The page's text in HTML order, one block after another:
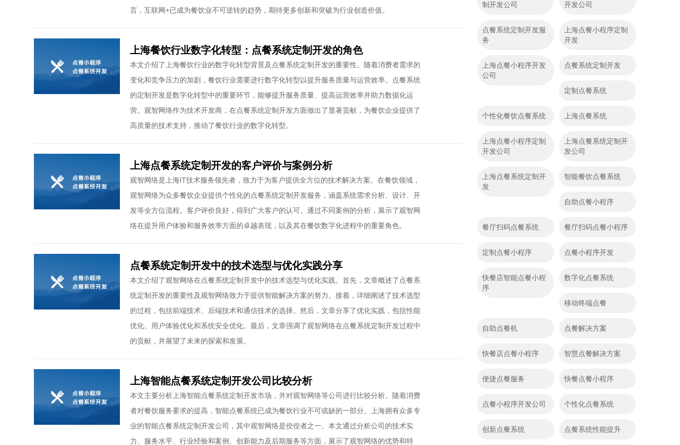
言，互联网+已成为餐饮业不可逆转的趋势，期待更多创新和突破为行业创造价值。
上海餐饮行业数字化转型：点餐系统定制开发的角色
本文介绍了上海餐饮行业的数字化转型背景及点餐系统定制开发的重要性。随着消费者需求的
变化和竞争压力的加剧，餐饮行业需要进行数字化转型以提升服务质量与运营效率。点餐系统
的定制开发是数字化转型中的重要环节，能够提升服务质量、提高运营效率并助力数据化运
营。观智网络作为技术开发商，在点餐系统定制开发方面做出了显著贡献，为餐饮企业提供了
高质量的技术支持，推动了餐饮行业的数字化转型。
上海点餐系统定制开发的客户评价与案例分析
观智网络是上海IT技术服务领先者，致力于为客户提供全方位的技术解决方案。在餐饮领域，
观智网络为众多餐饮企业提供个性化的点餐系统定制开发服务，涵盖系统需求分析、设计、开
发等全方位流程。客户评价良好，得到广大客户的认可。通过不同案例的分析，展示了观智网
络在提升用户体验和服务效率方面的卓越表现，以及其在餐饮数字化进程中的重要角色。
点餐系统定制开发中的技术选型与优化实践分享
本文介绍了观智网络在点餐系统定制开发中的技术选型与优化实践。首先，文章概述了点餐系
统定制开发的重要性及观智网络致力于提供智能解决方案的努力。接着，详细阐述了技术选型
的过程，包括前端技术、后端技术和通信技术的选择。然后，文章分享了优化实践，包括性能
优化、用户体验优化和系统安全优化。最后，文章强调了观智网络在点餐系统定制开发过程中
的贡献，并展望了未来的探索和发展。
上海智能点餐系统定制开发公司比较分析
本文主要分析上海智能点餐系统定制开发市场，并对观智网络等公司进行比较分析。随着消费
者对餐饮服务要求的提高，智能点餐系统已成为餐饮行业不可或缺的一部分。上海拥有众多专
业的智能点餐系统定制开发公司，其中观智网络是佼佼者之一。本文通过分析公司的技术实
力、服务水平、行业经验和案例、创新能力及后期服务等方面，展示了观智网络的优势和特
制开发公司
开发公司
点餐系统定制开发服
务
上海点餐小程序定制
开发
上海点餐小程序开发
公司
点餐系统定制开发
定制点餐系统
个性化餐饮点餐系统 上海点餐系统
上海点餐小程序定制
开发公司
上海点餐系统定制开
发公司
上海点餐系统定制开
发
智能餐饮点餐系统
自助点餐小程序
餐厅扫码点餐系统 餐厅扫码点餐小程序
定制点餐小程序 点餐小程序开发
快餐店智能点餐小程
序
数字化点餐系统
移动终端点餐
自助点餐机 点餐解决方案
快餐店点餐小程序 智慧点餐解决方案
便捷点餐服务 快餐点餐小程序
点餐小程序开发公司 个性化点餐系统
创新点餐系统 点餐系统性能提升